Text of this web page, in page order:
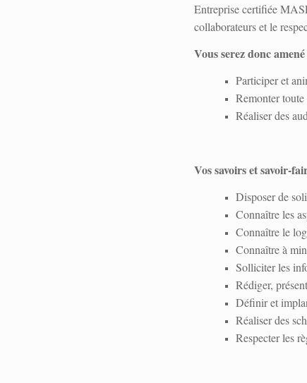
Entreprise certifiée
collaborateurs et le
Vous serez donc
Participer et
Remonter
Réaliser des
Vos savoirs et savoir-
Disposer de
Connaître les
Connaître le
Connaître à
Solliciter les
Rédiger,
Définir et
Réaliser des
Respecter les